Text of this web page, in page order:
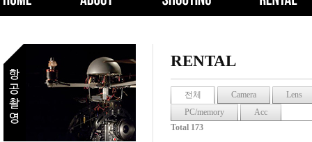
RENTAL
전체 Camera
Lens
PC/memory
Acc
Total 173